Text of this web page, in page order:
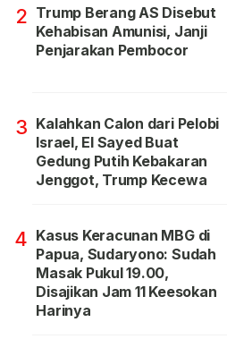
2 Trump Berang AS Disebut
Kehabisan Amunisi, Janji
Penjarakan Pembocor
3 Kalahkan Calon dari Pelobi
Israel, El Sayed Buat
Gedung Putih Kebakaran
Jenggot, Trump Kecewa
4 Kasus Keracunan MBG di
Papua, Sudaryono: Sudah
Masak Pukul 19.00,
Disajikan Jam 11 Keesokan
Harinya